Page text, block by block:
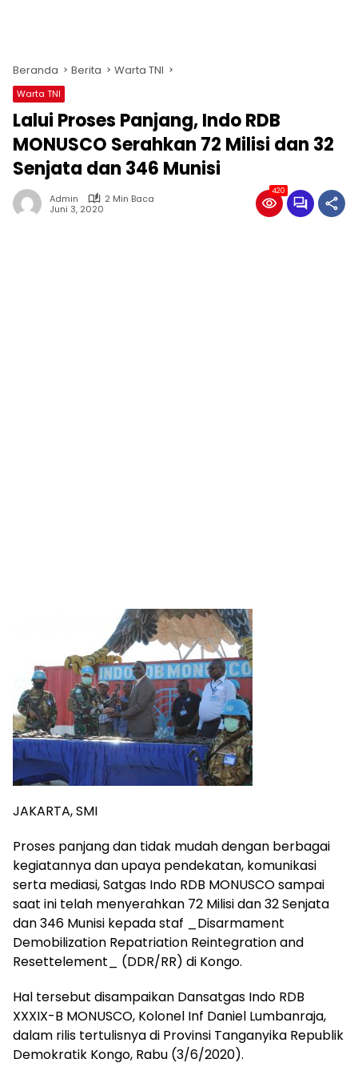
Beranda Berita Warta TNI
Warta TNI
Lalui Proses Panjang, Indo RDB
MONUSCO Serahkan 72 Milisi dan 32
Senjata dan 346 Munisi
Admin
2 Min Baca
Juni 3, 2020
420
JAKARTA, SMI
Proses panjang dan tidak mudah dengan berbagai
kegiatannya dan upaya pendekatan, komunikasi
serta mediasi, Satgas Indo RDB MONUSCO sampai
saat ini telah menyerahkan 72 Milisi dan 32 Senjata
dan 346 Munisi kepada staf _Disarmament
Demobilization Repatriation Reintegration and
Resettelement_ (DDR/RR) di Kongo.
Hal tersebut disampaikan Dansatgas Indo RDB
XXXIX-B MONUSCO, Kolonel Inf Daniel Lumbanraja,
dalam rilis tertulisnya di Provinsi Tanganyika Republik
Demokratik Kongo, Rabu (3/6/2020).